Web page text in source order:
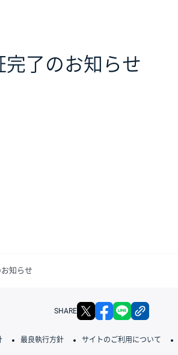
完了のお知らせ
お知らせ
SHARE X facebook
最良執行方針 サイトのご利用について